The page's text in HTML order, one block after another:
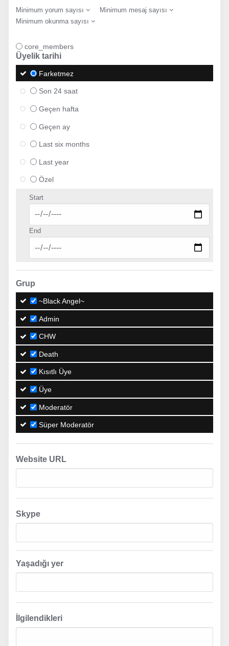
Minimum yorum sayısı
Minimum mesaj sayısı
Minimum okunma sayısı
core_members
Üyelik tarihi
Farketmez
Son 24 saat
Geçen hafta
Geçen ay
Last six months
Last year
Özel
Start
End
Grup
~Black Angel~
Admin
CHW
Death
Kısıtlı Üye
Üye
Moderatör
Süper Moderatör
Website URL
Skype
Yaşadığı yer
İlgilendikleri